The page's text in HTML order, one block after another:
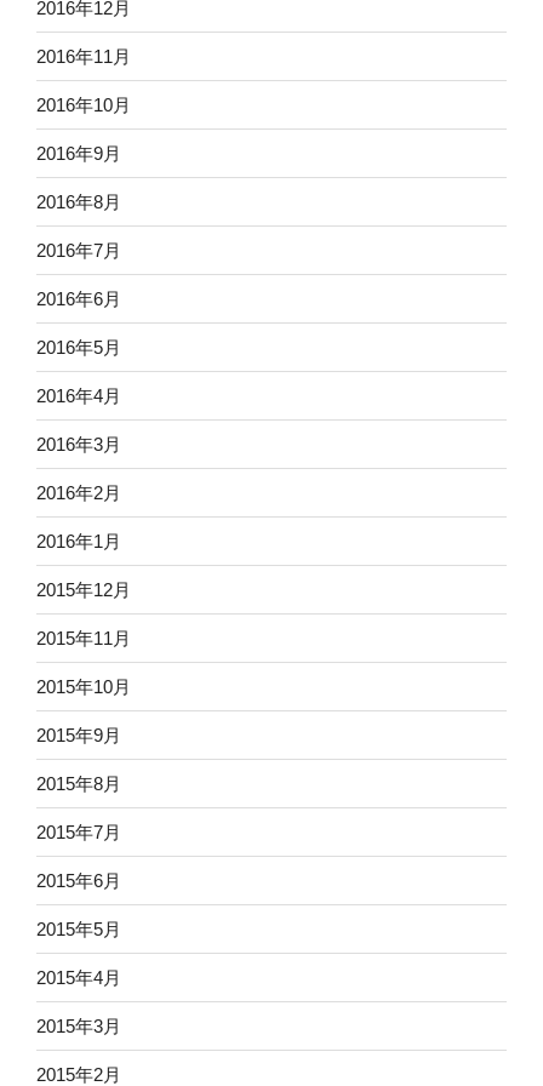
2016年12月
2016年11月
2016年10月
2016年9月
2016年8月
2016年7月
2016年6月
2016年5月
2016年4月
2016年3月
2016年2月
2016年1月
2015年12月
2015年11月
2015年10月
2015年9月
2015年8月
2015年7月
2015年6月
2015年5月
2015年4月
2015年3月
2015年2月